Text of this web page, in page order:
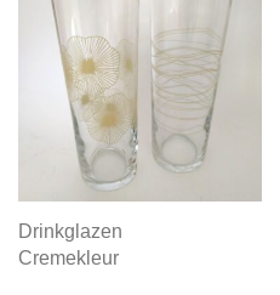
Drinkglazen
Cremekleur